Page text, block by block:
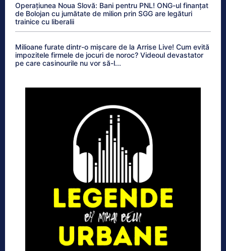
Operațiunea Noua Slovă: Bani pentru PNL! ONG-ul finanțat
de Bolojan cu jumătate de milion prin SGG are legături
trainice cu liberalii
Milioane furate dintr-o mișcare de la Arrise Live! Cum evită
impozitele firmele de jocuri de noroc? Videoul devastator
pe care casinourile nu vor să-l...